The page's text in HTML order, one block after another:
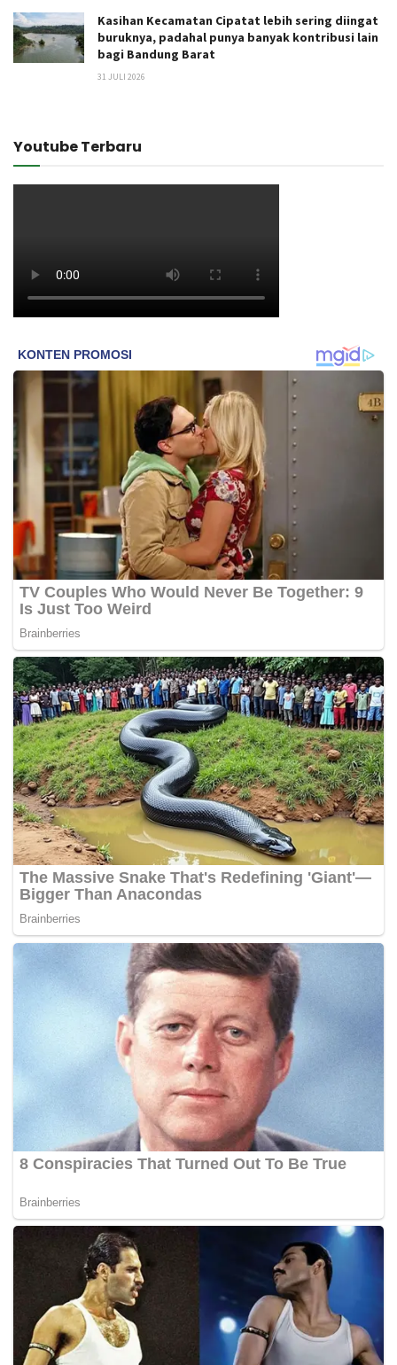
Kasihan Kecamatan Cipatat lebih sering diingat
buruknya, padahal punya banyak kontribusi lain
bagi Bandung Barat
31 JULI 2026
Youtube Terbaru